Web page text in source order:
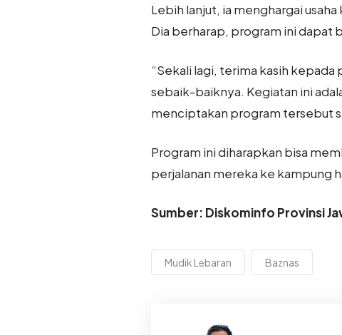
Lebih lanjut, ia menghargai
Dia berharap, program ini dapat
“Sekali lagi, terima kasih
sebaik-baiknya. Kegiatan ini
menciptakan program tersebut
Program ini diharapkan bisa
perjalanan mereka ke kampung
Sumber: Diskominfo Provinsi
Mudik Lebaran Baznas